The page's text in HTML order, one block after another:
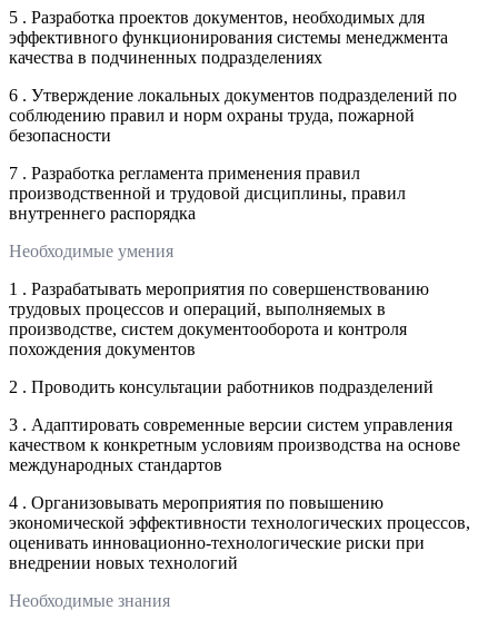
5 . Разработка проектов документов, необходимых для
эффективного функционирования системы менеджмента
качества в подчиненных подразделениях
6 . Утверждение локальных документов подразделений по
соблюдению правил и норм охраны труда, пожарной
безопасности
7 . Разработка регламента применения правил
производственной и трудовой дисциплины, правил
внутреннего распорядка
Необходимые умения
1 . Разрабатывать мероприятия по совершенствованию
трудовых процессов и операций, выполняемых в
производстве, систем документооборота и контроля
похождения документов
2 . Проводить консультации работников подразделений
3 . Адаптировать современные версии систем управления
качеством к конкретным условиям производства на основе
международных стандартов
4 . Организовывать мероприятия по повышению
экономической эффективности технологических процессов,
оценивать инновационно-технологические риски при
внедрении новых технологий
Необходимые знания